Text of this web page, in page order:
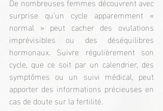
surprise qu’un cycle apparemment «
normal » peut cacher des ovulations
imprévisibles ou des déséquilibres
hormonaux. Suivre régulièrement son
cycle, que ce soit par un calendrier, des
symptômes ou un suivi médical, peut
apporter des informations précieuses en
cas de doute sur la fertilité.